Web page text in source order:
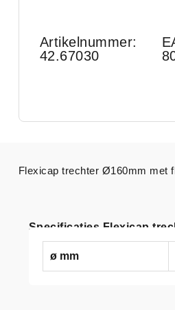
Artikelnummer:
42.67030
Specificaties Flexicap
ø mm
Flexicap trechter Ø160mm met